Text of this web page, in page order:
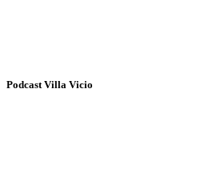
Podcast Villa Vicio